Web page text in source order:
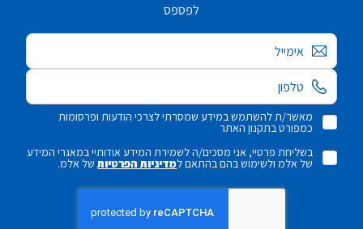
לפספס
אימייל
מאשר/ת להשתמש במידע שמסרתי לצרכי הודעות ופרסומות
כמפורט בתקנון האתר
בשליחת פרטיי, אני מסכים/ה לשמירת המידע אודותיי במאגרי המידע
של אלמ ולשימוש בהם בהתאם למדיניות הפרטיותשל אלמ.